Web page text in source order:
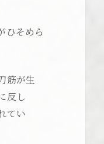
ひそめら
筋が生
反し
てい